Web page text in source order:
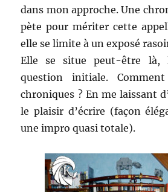
dans mon approche. Une
pète pour mériter cette
elle se limite à un exposé
Elle se situe peut-être là,
question initiale.
chroniques ? En me laissant
le plaisir d’écrire (façon
une impro quasi totale).